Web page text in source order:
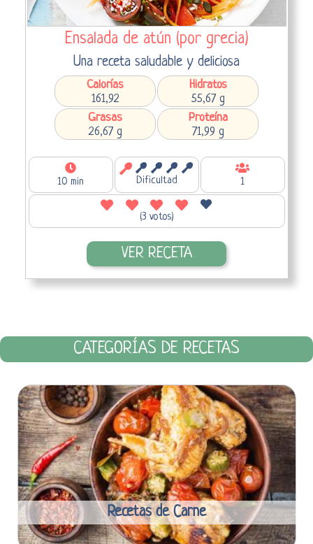
Ensalada de atún (por grecia)
Una receta saludable y deliciosa
Calorías
161,92
Hidratos
55,67 g
Grasas
26,67 g
Proteína
71,99 g
10 min Dificultad 1
(3 votos)
VER RECETA
CATEGORÍAS DE RECETAS
Recetas de Carne